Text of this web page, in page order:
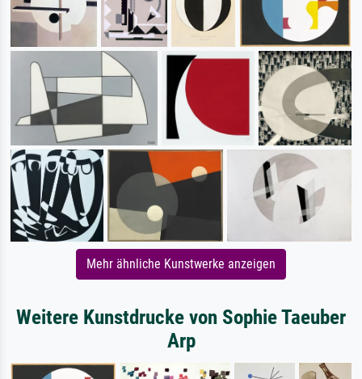
Mehr ähnliche Kunstwerke anzeigen
Weitere Kunstdrucke von Sophie Taeuber
Arp